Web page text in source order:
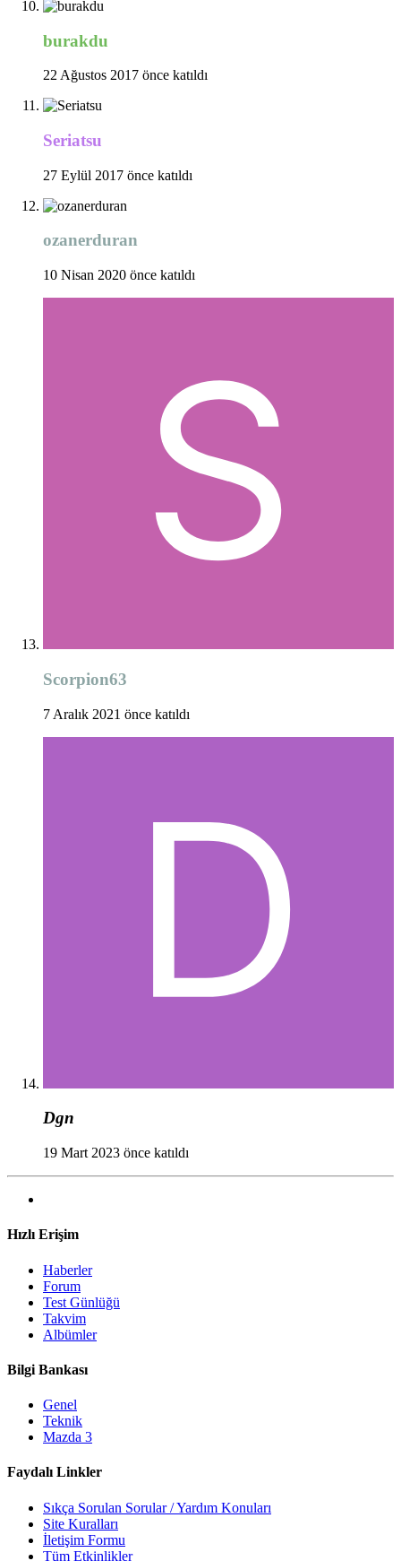
burakdu
22 Ağustos 2017 önce katıldı
Seriatsu
27 Eylül 2017 önce katıldı
ozanerduran
10 Nisan 2020 önce katıldı
Scorpion63
7 Aralık 2021 önce katıldı
Dgn
19 Mart 2023 önce katıldı
Hızlı Erişim
Haberler
Forum
Test Günlüğü
Takvim
Albümler
Bilgi Bankası
Genel
Teknik
Mazda 3
Faydalı Linkler
Sıkça Sorulan Sorular / Yardım Konuları
Site Kuralları
İletişim Formu
Tüm Etkinlikler